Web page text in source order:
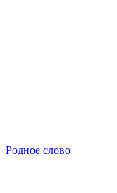
Родное слово